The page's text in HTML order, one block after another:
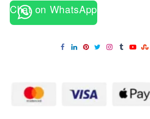
Chat on WhatsApp